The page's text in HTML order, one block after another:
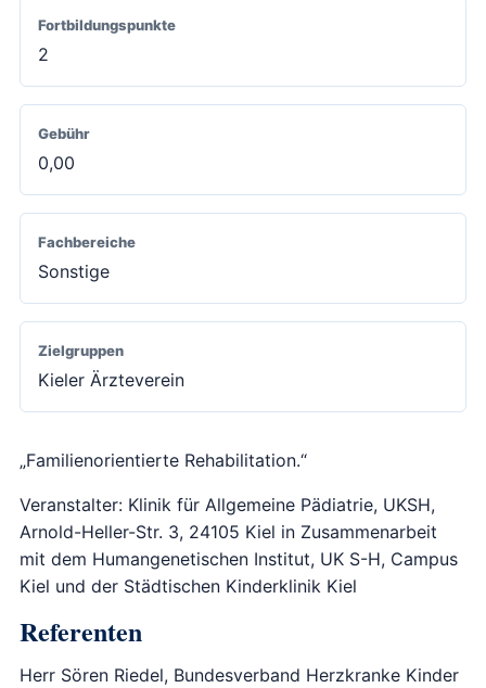
Fortbildungspunkte
2
Gebühr
0,00
Fachbereiche
Sonstige
Zielgruppen
Kieler Ärzteverein
„Familienorientierte Rehabilitation.“
Veranstalter: Klinik für Allgemeine Pädiatrie, UKSH,
Arnold-Heller-Str. 3, 24105 Kiel in Zusammenarbeit
mit dem Humangenetischen Institut, UK S-H, Campus
Kiel und der Städtischen Kinderklinik Kiel
Referenten
Herr Sören Riedel, Bundesverband Herzkranke Kinder